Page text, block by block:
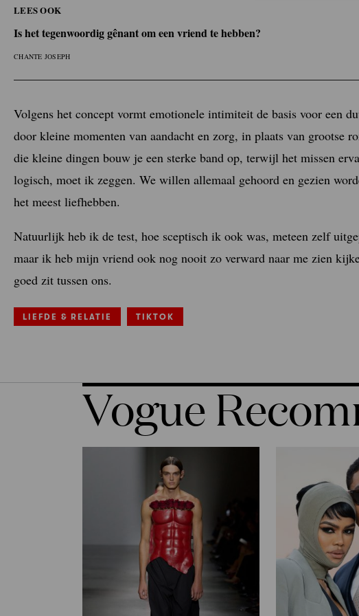
LEES OOK
Is het tegenwoordig gênant om een vriend te hebben?
CHANTE JOSEPH
Volgens het concept vormt emotionele intimiteit de basis voor een
door kleine momenten van aandacht en zorg, in plaats van grootse
die kleine dingen bouw je een sterke band op, terwijl het missen
logisch, moet ik zeggen. We willen allemaal gehoord en gezien
het meest liefhebben.
Natuurlijk heb ik de test, hoe sceptisch ik ook was, meteen zelf
maar ik heb mijn vriend ook nog nooit zo verward naar me zien
goed zit tussen ons.
LIEFDE & RELATIE TIKTOK
Vogue